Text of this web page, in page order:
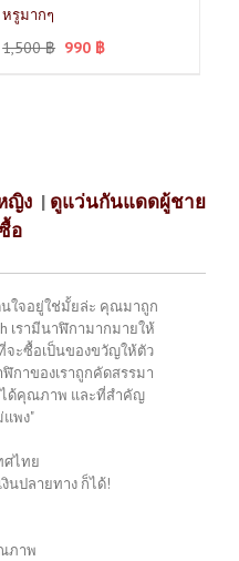
หรูมากๆ
1,500฿ 990 ฿
ญิง | ดูแว่นกันแดดผู้ชาย
อ
ใจอยู่ใช่มั้ยล่ะ คุณมาถูก
เรามีนาฬิกามากมายให้
จะซื้อเป็นของขวัญให้ตัว
กาของเราถูกคัดสรรมา
ได้คุณภาพ และที่สำคัญ
แพง"
ศไทย
งินปลายทาง ก็ได้!
ภาพ